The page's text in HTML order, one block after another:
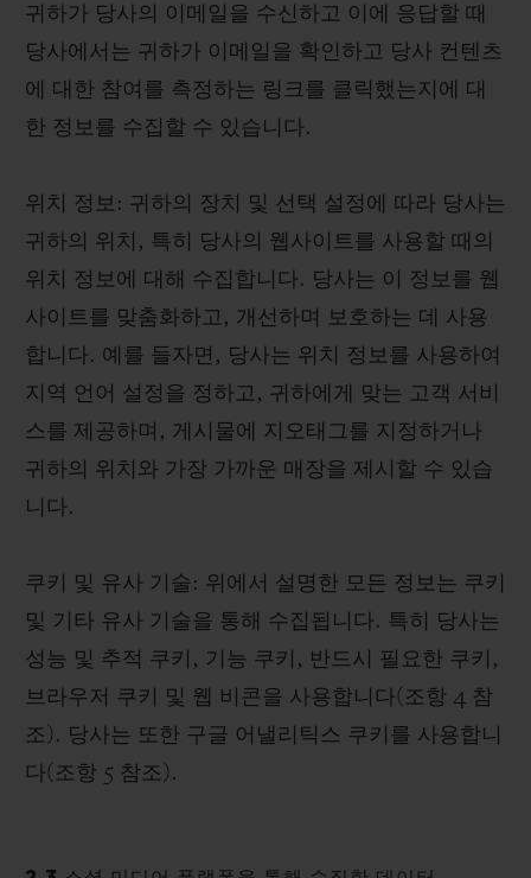
귀하가 당사의 이메일을 수신하고 이에 응답할 때
당사에서는 귀하가 이메일을 확인하고 당사 컨텐츠
에 대한 참여를 측정하는 링크를 클릭했는지에 대
한 정보를 수집할 수 있습니다.
위치 정보: 귀하의 장치 및 선택 설정에 따라 당사는
귀하의 위치, 특히 당사의 웹사이트를 사용할 때의
위치 정보에 대해 수집합니다. 당사는 이 정보를 웹
사이트를 맞춤화하고, 개선하며 보호하는 데 사용
합니다. 예를 들자면, 당사는 위치 정보를 사용하여
지역 언어 설정을 정하고, 귀하에게 맞는 고객 서비
스를 제공하며, 게시물에 지오태그를 지정하거나
귀하의 위치와 가장 가까운 매장을 제시할 수 있습
니다.
쿠키 및 유사 기술: 위에서 설명한 모든 정보는 쿠키
및 기타 유사 기술을 통해 수집됩니다. 특히 당사는
성능 및 추적 쿠키, 기능 쿠키, 반드시 필요한 쿠키,
브라우저 쿠키 및 웹 비콘을 사용합니다(조항 4 참
조). 당사는 또한 구글 어낼리틱스 쿠키를 사용합니
다(조항 5 참조).